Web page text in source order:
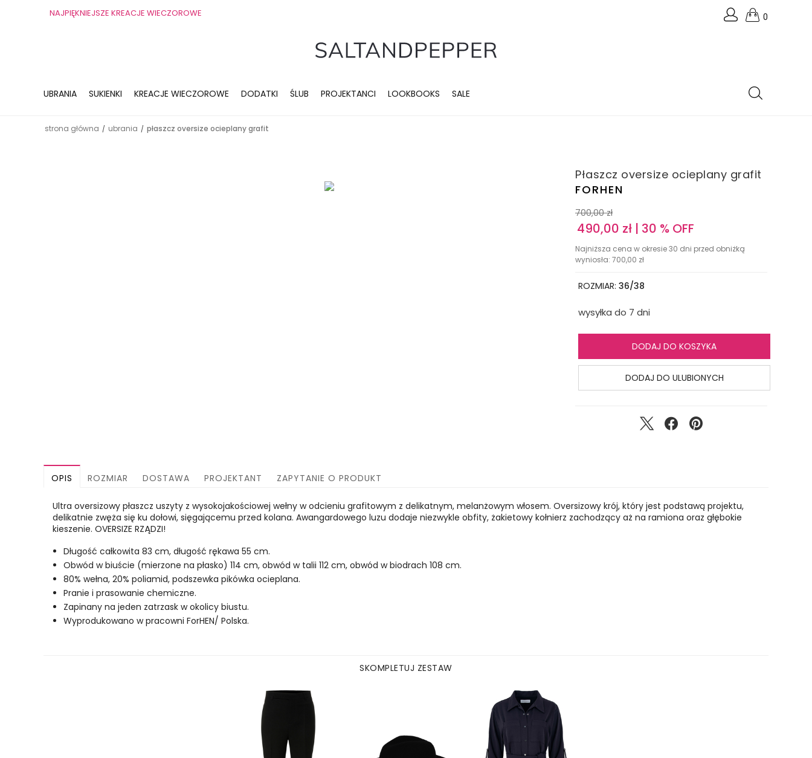
NAJPIĘKNIEJSZE KREACJE WIECZOROWE 0
UBRANIA SUKIENKI KREACJE WIECZOROWE DODATKI ŚLUB PROJEKTANCI LOOKBOOKS SALE
strona główna / ubrania / płaszcz oversize ocieplany grafit
Płaszcz oversize ocieplany grafit
FORHEN
700,00 zł
490,00 zł | 30 % OFF
Najniższa cena w okresie 30 dni przed obniżką
wyniosła: 700,00 zł
ROZMIAR: 36/38
wysyłka do 7 dni
DODAJ DO KOSZYKA
DODAJ DO ULUBIONYCH
OPIS ROZMIAR DOSTAWA PROJEKTANT ZAPYTANIE O PRODUKT
Ultra oversizowy płaszcz uszyty z wysokojakościowej wełny w odcieniu grafitowym z delikatnym, melanżowym włosem. Oversizowy krój, który jest podstawą projektu,
delikatnie zwęża się ku dołowi, sięgającemu przed kolana. Awangardowego luzu dodaje niezwykle obfity, żakietowy kołnierz zachodzący aż na ramiona oraz głębokie
kieszenie. OVERSIZE RZĄDZI!
Długość całkowita 83 cm, długość rękawa 55 cm.
Obwód w biuście (mierzone na płasko) 114 cm, obwód w talii 112 cm, obwód w biodrach 108 cm.
80% wełna, 20% poliamid, podszewka pikówka ocieplana.
Pranie i prasowanie chemiczne.
Zapinany na jeden zatrzask w okolicy biustu.
Wyprodukowano w pracowni ForHEN/ Polska.
SKOMPLETUJ ZESTAW